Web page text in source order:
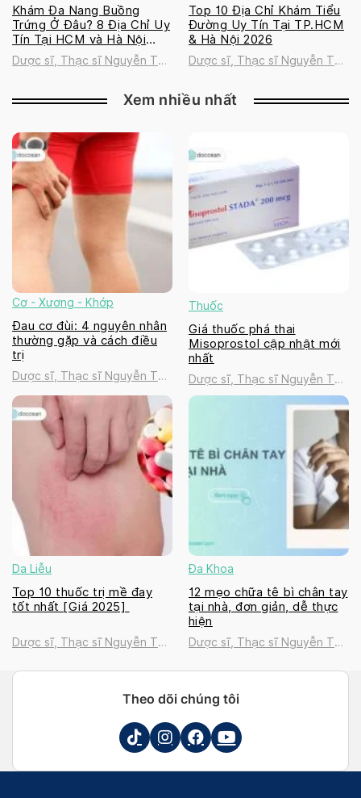
Khám Đa Nang Buồng
Trứng Ở Đâu? 8 Địa Chỉ Uy
Tín Tại HCM và Hà Nội
2026
Dược sĩ, Thạc sĩ Nguyễn Thị
Top 10 Địa Chỉ Khám Tiểu
Đường Uy Tín Tại TP.HCM
& Hà Nội 2026
Dược sĩ, Thạc sĩ Nguyễn Thị
Xem nhiều nhất
Cơ - Xương - Khớp
Đau cơ đùi: 4 nguyên nhân
thường gặp và cách điều
trị
Dược sĩ, Thạc sĩ Nguyễn Thị
Thanh Tú
Thuốc
Giá thuốc phá thai
Misoprostol cập nhật mới
nhất
Dược sĩ, Thạc sĩ Nguyễn Thị
Thanh Tú
Da Liễu
Top 10 thuốc trị mề đay
tốt nhất [Giá 2025]
Dược sĩ, Thạc sĩ Nguyễn Thị
Đa Khoa
12 mẹo chữa tê bì chân tay
tại nhà, đơn giản, dễ thực
hiện
Dược sĩ, Thạc sĩ Nguyễn Thị
Theo dõi chúng tôi